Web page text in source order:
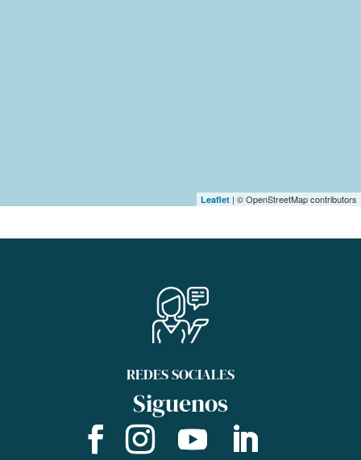
Leaflet | © OpenStreetMap contributors
REDES SOCIALES
Siguenos